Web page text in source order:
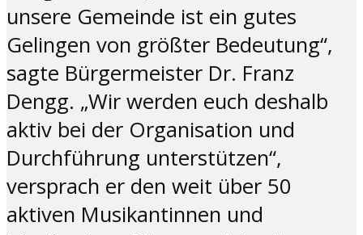
unsere Gemeinde ist ein gutes
Gelingen von größter Bedeutung“,
sagte Bürgermeister Dr. Franz
Dengg. „Wir werden euch deshalb
aktiv bei der Organisation und
Durchführung unterstützen“,
versprach er den weit über 50
aktiven Musikantinnen und